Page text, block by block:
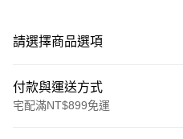
請選擇商品選項
付款與運送方式
宅配滿NT$899免運